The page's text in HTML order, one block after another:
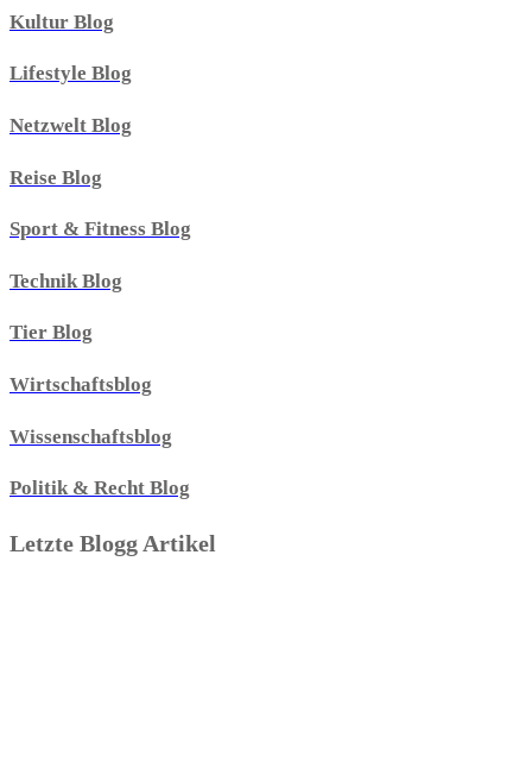
Kultur Blog
Lifestyle Blog
Netzwelt Blog
Reise Blog
Sport & Fitness Blog
Technik Blog
Tier Blog
Wirtschaftsblog
Wissenschaftsblog
Politik & Recht Blog
Letzte Blogg Artikel